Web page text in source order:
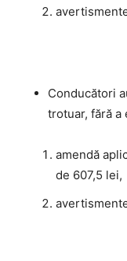
Conducători
trotuar, fără a
amendă
de 607,5 lei,